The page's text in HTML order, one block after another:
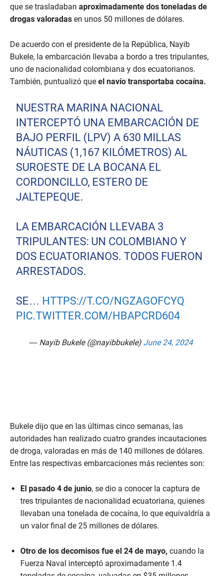
que se trasladaban aproximadamente dos toneladas de
drogas valoradas en unos 50 millones de dólares.
De acuerdo con el presidente de la República, Nayib
Bukele, la embarcación llevaba a bordo a tres tripulantes,
uno de nacionalidad colombiana y dos ecuatorianos.
También, puntualizó que el navío transportaba cocaína.
NUESTRA MARINA NACIONAL
INTERCEPTÓ UNA EMBARCACIÓN DE
BAJO PERFIL (LPV) A 630 MILLAS
NÁUTICAS (1,167 KILÓMETROS) AL
SUROESTE DE LA BOCANA EL
CORDONCILLO, ESTERO DE
JALTEPEQUE.
LA EMBARCACIÓN LLEVABA 3
TRIPULANTES: UN COLOMBIANO Y
DOS ECUATORIANOS. TODOS FUERON
ARRESTADOS.
SE… HTTPS://T.CO/NGZAGOFCYQ
PIC.TWITTER.COM/HBAPCRD604
— Nayib Bukele (@nayibbukele) June 24, 2024
Bukele dijo que en las últimas cinco semanas, las
autoridades han realizado cuatro grandes incautaciones
de droga, valoradas en más de 140 millones de dólares.
Entre las respectivas embarcaciones más recientes son:
El pasado 4 de junio, se dio a conocer la captura de
tres tripulantes de nacionalidad ecuatoriana, quienes
llevaban una tonelada de cocaína, lo que equivaldría a
un valor final de 25 millones de dólares.
Otro de los decomisos fue el 24 de mayo, cuando la
Fuerza Naval interceptó aproximadamente 1.4